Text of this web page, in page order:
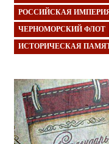
РОССИЙСКАЯ
ЧЕРНОМОРСКИЙ ФЛОТ
ИСТОРИЧЕСКАЯ